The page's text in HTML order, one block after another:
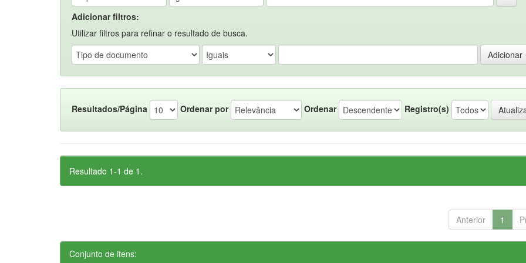
Adicionar filtros:
Utilizar filtros para refinar o resultado de busca.
Resultados/Página Ordenar por Ordenar Registro(s)
Resultado 1-1 de 1.
Anterior 1
Conjunto de itens: